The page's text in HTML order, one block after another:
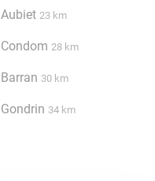
Aubiet 23 km
Condom 28 km
Barran 30 km
Gondrin 34 km